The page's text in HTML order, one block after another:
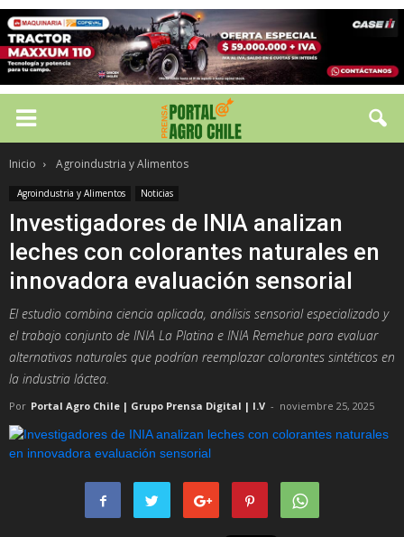
Inicio Agroindustria y Alimentos
Agroindustria y Alimentos Noticias
Investigadores de INIA analizan
leches con colorantes naturales en
innovadora evaluación sensorial
El estudio combina ciencia aplicada, análisis sensorial especializado y
el trabajo conjunto de INIA La Platina e INIA Remehue para evaluar
alternativas naturales que podrían reemplazar colorantes sintéticos en
la industria láctea.
Por Portal Agro Chile | Grupo Prensa Digital | I.V - noviembre 25, 2025